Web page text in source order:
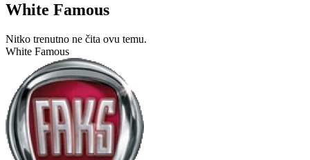
White Famous
Nitko trenutno ne čita ovu temu.
White Famous